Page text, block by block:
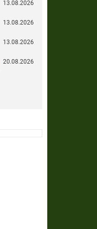
13.08.2026
13.08.2026
13.08.2026
20.08.2026